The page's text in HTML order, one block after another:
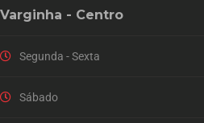
Varginha - Centro
Segunda - Sexta
Sábado